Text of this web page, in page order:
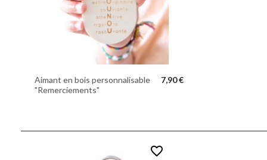
Aimant en bois personnalisable
"Remerciements"
7,90 €
favorite_border